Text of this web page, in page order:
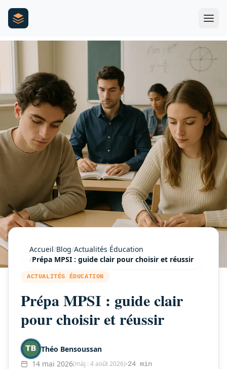
Accueil/Blog/Actualités Éducation
/Prépa MPSI : guide clair pour choisir et réussir
ACTUALITÉS ÉDUCATION
Prépa MPSI : guide clair
pour choisir et réussir
Théo Bensoussan
14 mai 2026(màj : 4 août 2026) 24 min